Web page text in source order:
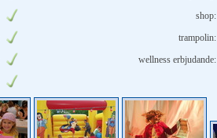
shop:
trampolin:
wellness erbjudande: